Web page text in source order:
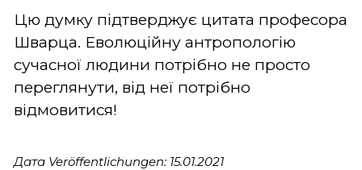
Цю думку підтверджує цитата професора
Шварца. Еволюційну антропологію
сучасної людини потрібно не просто
переглянути, від неї потрібно
відмовитися!
Дата Veröffentlichungen: 15.01.2021